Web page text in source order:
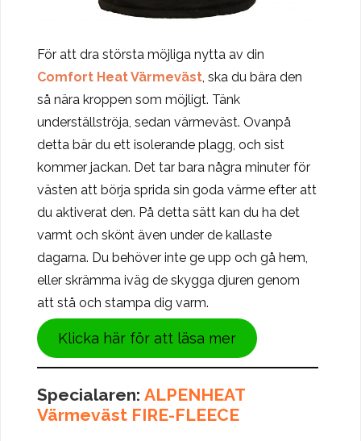
För att dra största möjliga nytta av din
Comfort Heat Värmeväst, ska du bära den
så nära kroppen som möjligt. Tänk
underställströja, sedan värmeväst. Ovanpå
detta bär du ett isolerande plagg, och sist
kommer jackan. Det tar bara några minuter för
västen att börja sprida sin goda värme efter att
du aktiverat den. På detta sätt kan du ha det
varmt och skönt även under de kallaste
dagarna. Du behöver inte ge upp och gå hem,
eller skrämma iväg de skygga djuren genom
att stå och stampa dig varm.
Klicka här för att läsa mer
Specialaren: ALPENHEAT
Värmeväst FIRE-FLEECE